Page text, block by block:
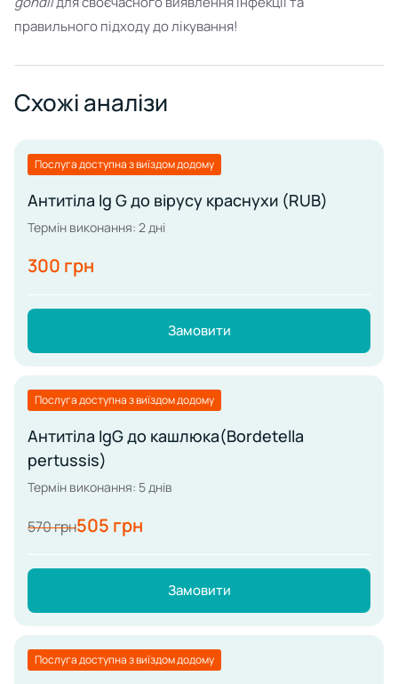
правильного підходу до лікування!
Схожі аналізи
Послуга доступна з виїздом додому
Антитіла Ig G до вірусу краснухи (RUB)
Термін виконання: 2 дні
300 грн
Замовити
Послуга доступна з виїздом додому
Антитіла IgG до кашлюка(Bordetella
pertussis)
Термін виконання: 5 днів
570 грн505 грн
Замовити
Послуга доступна з виїздом додому